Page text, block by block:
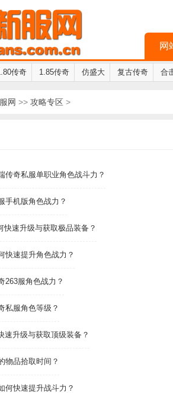
网
传奇 1.85传奇 仿盛大 复古传奇 合
网 >> 攻略专区 >
传奇私服单职业角色战斗力？
手机版角色战力？
快速升级与获取极品装备？
快速提升角色战力？
263服角色战力？
私服角色等级？
速升级与获取顶级装备？
物品拾取时间？
何快速提升战斗力？